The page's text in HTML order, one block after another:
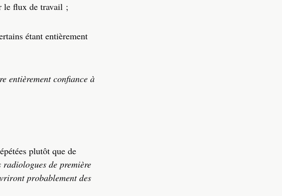
le flux de travail ;
étant entièrement
entièrement confiance à
plutôt que de
de première
probablement des